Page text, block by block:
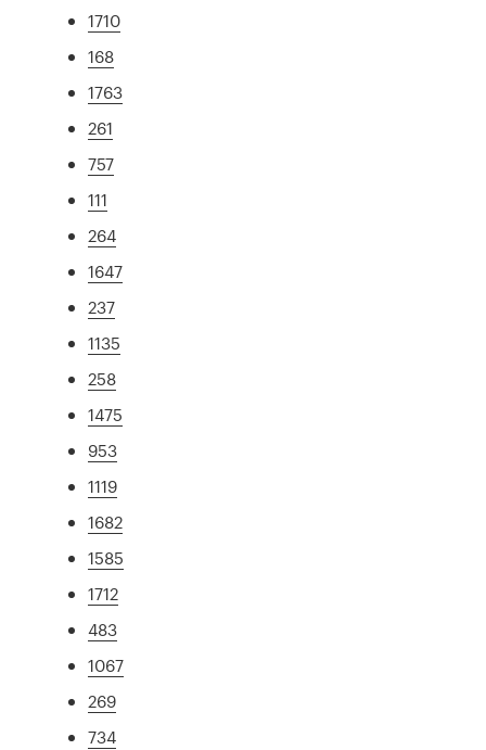
1710
168
1763
261
757
111
264
1647
237
1135
258
1475
953
1119
1682
1585
1712
483
1067
269
734